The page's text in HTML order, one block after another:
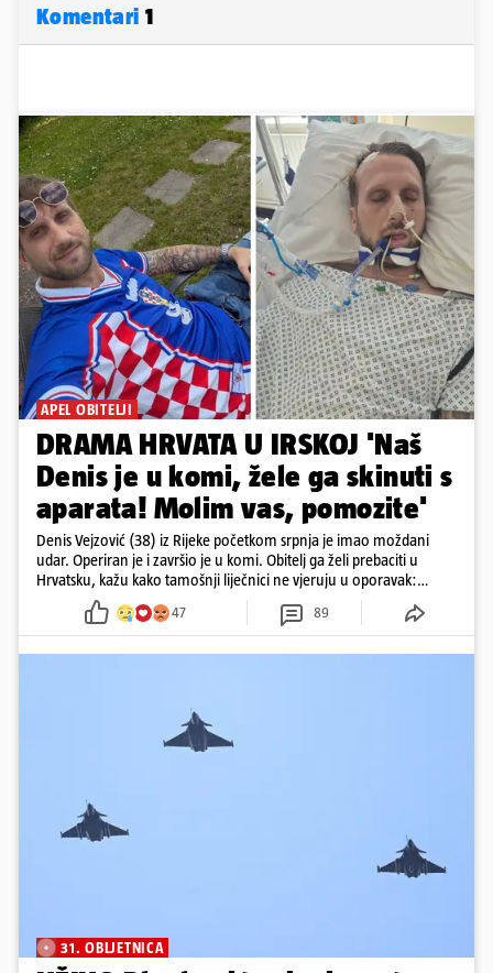
Komentari 1
APEL OBITELJI
DRAMA HRVATA U IRSKOJ 'Naš
Denis je u komi, žele ga skinuti s
aparata! Molim vas, pomozite'
Denis Vejzović (38) iz Rijeke početkom srpnja je imao moždani
udar. Operiran je i završio je u komi. Obitelj ga želi prebaciti u
Hrvatsku, kažu kako tamošnji liječnici ne vjeruju u oporavak:
'Imamo 72 sata'
47 89
31. OBLJETNICA